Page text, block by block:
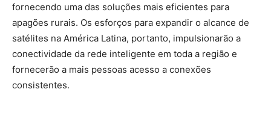
fornecendo uma das soluções mais eficientes para
apagões rurais. Os esforços para expandir o alcance de
satélites na América Latina, portanto, impulsionarão a
conectividade da rede inteligente em toda a região e
fornecerão a mais pessoas acesso a conexões
consistentes.